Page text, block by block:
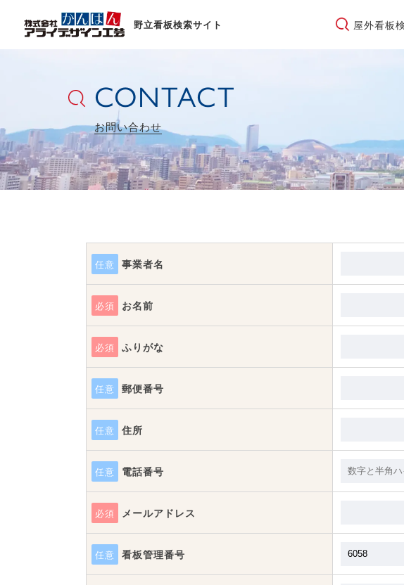
野立看板検索サイト 屋外看板
CONTACT
お問い合わせ
任意 事業者名
必須 お名前
必須 ふりがな
任意 郵便番号
任意 住所
任意 電話番号
必須 メールアドレス
任意 看板管理番号